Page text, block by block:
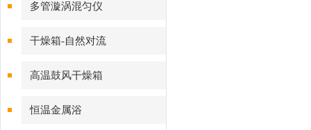
多管漩涡混匀仪
干燥箱-自然对流
高温鼓风干燥箱
恒温金属浴